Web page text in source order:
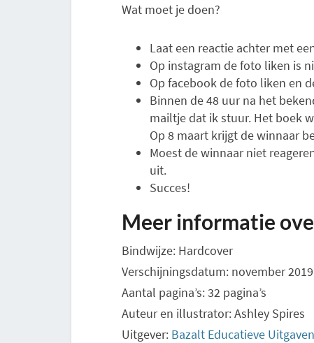
Wat moet je doen?
Laat een reactie achter met
Op instagram de foto liken is
Op facebook de foto liken en
Binnen de 48 uur na het
mailtje dat ik stuur. Het boek
Op 8 maart krijgt de winnaar
Moest de winnaar niet
uit.
Succes!
Meer informatie
Bindwijze: Hardcover
Verschijningsdatum: november 2019
Aantal pagina’s: 32 pagina’s
Auteur en illustrator: Ashley Spires
Uitgever: Bazalt Educatieve Uitgaven